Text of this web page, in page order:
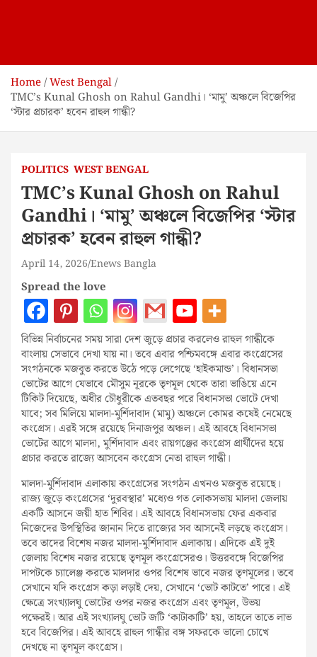
Home West Bengal
TMC’s Kunal Ghosh on Rahul Gandhi। ‘মামু’ অঞ্চলে বিজেপির
‘স্টার প্রচারক’ হবেন রাহুল গান্ধী?
POLITICS WEST BENGAL
TMC’s Kunal Ghosh on Rahul
Gandhi। ‘মামু’ অঞ্চলে বিজেপির ‘স্টার
প্রচারক’ হবেন রাহুল গান্ধী?
April 14, 2026 Enews Bangla
Spread the love
বিভিন্ন নির্বাচনের সময় সারা দেশ জুড়ে প্রচার করলেও রাহুল গান্ধীকে
বাংলায় সেভাবে দেখা যায় না। তবে এবার পশ্চিমবঙ্গে এবার কংগ্রেসের
সংগঠনকে মজবুত করতে উঠে পড়ে লেগেছে ‘হাইকমান্ড’। বিধানসভা
ভোটের আগে যেভাবে মৌসুম নূরকে তৃণমূল থেকে তারা ভাঙিয়ে এনে
টিকিট দিয়েছে, অধীর চৌধুরীকে এতবছর পরে বিধানসভা ভোটে দেখা
যাবে; সব মিলিয়ে মালদা-মুর্শিদাবাদ (মামু) অঞ্চলে কোমর কষেই নেমেছে
কংগ্রেস। এরই সঙ্গে রয়েছে দিনাজপুর অঞ্চল। এই আবহে বিধানসভা
ভোটের আগে মালদা, মুর্শিদাবাদ এবং রায়গঞ্জের কংগ্রেস প্রার্থীদের হয়ে
প্রচার করতে রাজ্যে আসবেন কংগ্রেস নেতা রাহুল গান্ধী।
মালদা-মুর্শিদাবাদ এলাকায় কংগ্রেসের সংগঠন এখনও মজবুত রয়েছে।
রাজ্য জুড়ে কংগ্রেসের ‘দুরবস্থার’ মধ্যেও গত লোকসভায় মালদা জেলায়
একটি আসনে জয়ী হাত শিবির। এই আবহে বিধানসভায় ফের একবার
নিজেদের উপস্থিতির জানান দিতে রাজ্যের সব আসনেই লড়ছে কংগ্রেস।
তবে তাদের বিশেষ নজর মালদা-মুর্শিদাবাদ এলাকায়। এদিকে এই দুই
জেলায় বিশেষ নজর রয়েছে তৃণমূল কংগ্রেসেরও। উত্তরবঙ্গে বিজেপির
দাপটকে চ্যালেঞ্জ করতে মালদার ওপর বিশেষ ভাবে নজর তৃণমূলের। তবে
সেখানে যদি কংগ্রেস কড়া লড়াই দেয়, সেখানে ‘ভোট কাটতে’ পারে। এই
ক্ষেত্রে সংখ্যালঘু ভোটের ওপর নজর কংগ্রেস এবং তৃণমূল, উভয়
পক্ষেরই। আর এই সংখ্যালঘু ভোট জটি ‘কাটাকাটি’ হয়, তাহলে তাতে লাভ
হবে বিজেপির। এই আবহে রাহুল গান্ধীর বঙ্গ সফরকে ভালো চোখে
দেখছে না তৃণমূল কংগ্রেস।